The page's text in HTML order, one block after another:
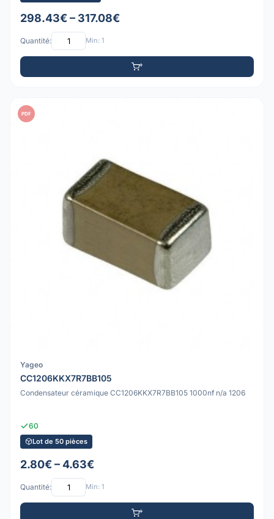
298.43€ – 317.08€
Quantité: Min: 1
PDF
Yageo
CC1206KKX7R7BB105
Condensateur céramique CC1206KKX7R7BB105 1000nf n/a 1206
60
Lot de 50 pièces
2.80€ – 4.63€
Quantité: Min: 1